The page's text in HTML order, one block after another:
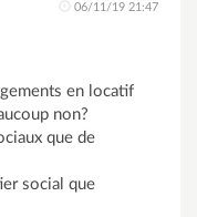
06/11/19 21:47
en locatif
non?
que de
social que